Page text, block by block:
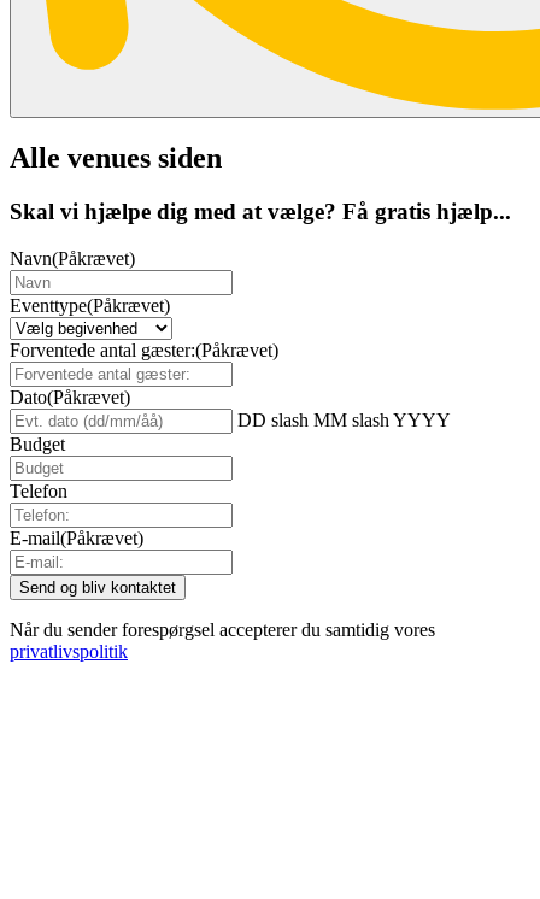
Alle venues siden
Skal vi hjælpe dig med at vælge? Få gratis hjælp...
Navn(Påkrævet)
Eventtype(Påkrævet)
Forventede antal gæster:(Påkrævet)
Dato(Påkrævet)
DD slash MM slash YYYY
Budget
Telefon
E-mail(Påkrævet)
Når du sender forespørgsel accepterer du samtidig vores
privatlivspolitik